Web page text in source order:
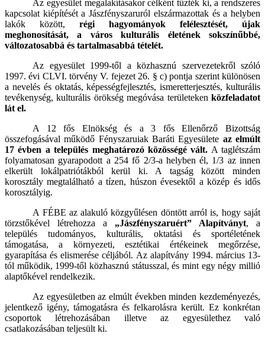
Az egyesület megalakításakor célként tűzték ki, a rendszeres
kapcsolat kiépítését a Jászfényszaruról elszármazottak és a helyben
lakók között, régi hagyományok felélesztését,
újak
meghonosítását,
a város kulturális életének sokszínűbbé,
változatosabbá és tartalmasabbá tételét.
Az egyesület 1999-től a közhasznú szervezetekről szóló
1997. évi CLVI. törvény V. fejezet 26. § c) pontja szerint különösen
a nevelés és oktatás, képességfejlesztés, ismeretterjesztés, kulturális
tevékenység, kulturális örökség megóvása területeken közfeladatot
lát el.
A 12 fős Elnökség és a 3 fős Ellenőrző Bizottság
összefogásával működő Fényszaruiak Baráti Egyesülete az elmúlt
17 évben a település meghatározó közösségé vált. A taglétszám
folyamatosan gyarapodott a 254 fő 2/3-a helyben él, 1/3 az innen
elkerült lokálpatriótákból kerül ki. A tagság között minden
korosztály megtalálható a tízen, húszon évesektől a közép és idős
korosztályig.
A FÉBE az alakuló közgyűlésen döntött arról is, hogy saját
törzstőkével létrehozza a „Jászfényszaruért” Alapítványt, a
település tudományos, kulturális, oktatási és sportéletének
támogatása, a környezeti, esztétikai értékeinek megőrzése,
gyarapítása és elismerése céljából. Az alapítvány 1994. március 13-
tól működik, 1999-től közhasznú státusszal, és mint egy négy millió
alaptőkével rendelkezik.
Az egyesületben az elmúlt években minden kezdeményezés,
jelentkező igény, támogatásra és felkarolásra került. Ez konkrétan
csoportok létrehozásában illetve az egyesülethez való
csatlakozásában teljesült ki.